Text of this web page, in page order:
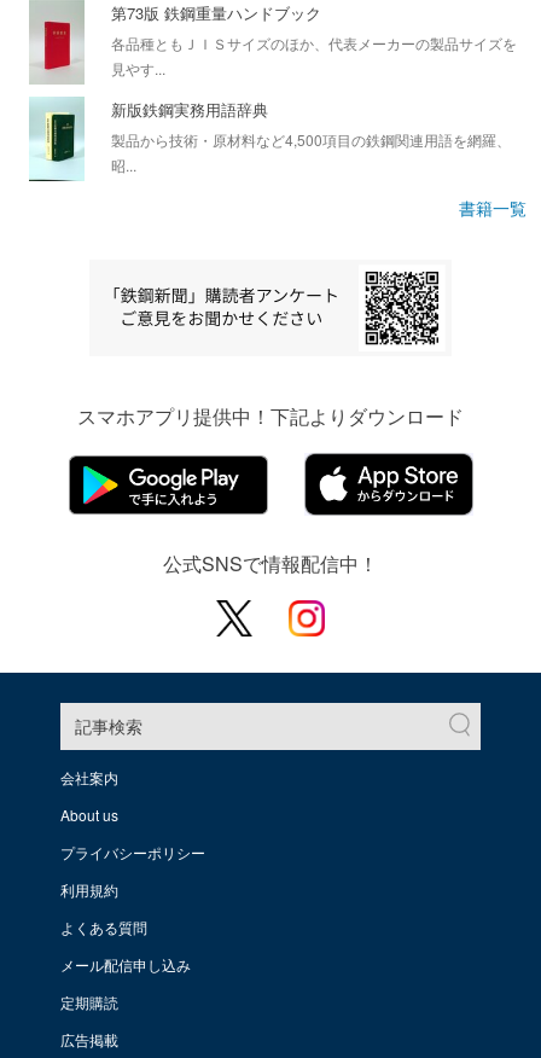
第73版 鉄鋼重量ハンドブック
各品種ともＪＩＳサイズのほか、代表メーカーの製品サイズを
見やす...
新版鉄鋼実務用語辞典
製品から技術・原材料など4,500項目の鉄鋼関連用語を網羅、
昭...
書籍一覧
スマホアプリ提供中！下記よりダウンロード
公式SNSで情報配信中！
記事検索
会社案内
About us
プライバシーポリシー
利用規約
よくある質問
メール配信申し込み
定期購読
広告掲載